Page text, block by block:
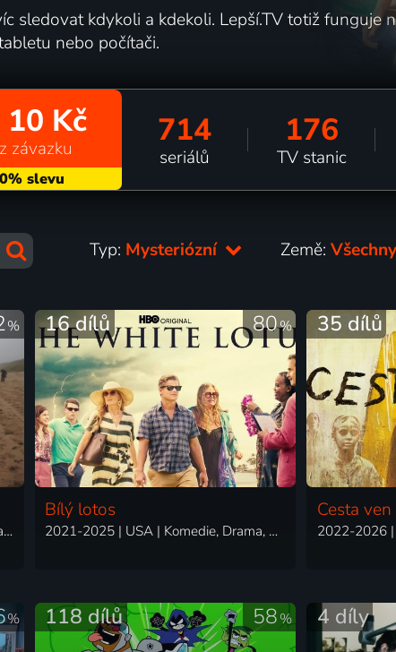
sledovat kdykoli a kdekoli. Lepší.TV totiž funguje
nebo počítači.
Kč
závazku 714
seriálů
176
TV stanic
Typ: Mysteriózní Země:Všechny
%
2011-2025 | Velká Británie | Krimi, Drama, Mysteriózní
80%
16 dílů
Bílý lotos
2021-2025 | USA | Komedie, Drama, Mysteriózní
35 dílů
Cesta ven
% 58%
118 dílů 4 díly